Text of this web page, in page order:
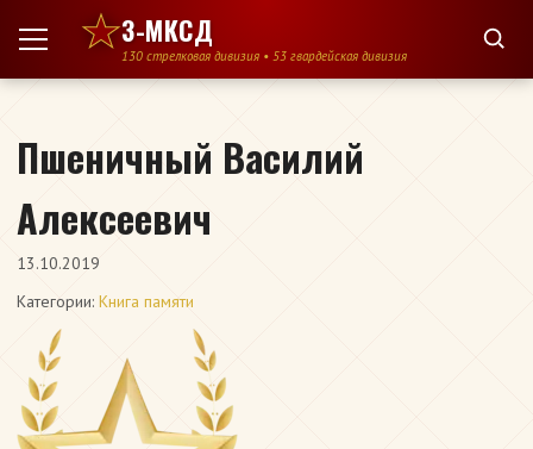
Перейти к содержимому
3-МКСД
130 стрелковая дивизия • 53 гвардейская дивизия
Пшеничный Василий
Алексеевич
13.10.2019
Категории: Книга памяти